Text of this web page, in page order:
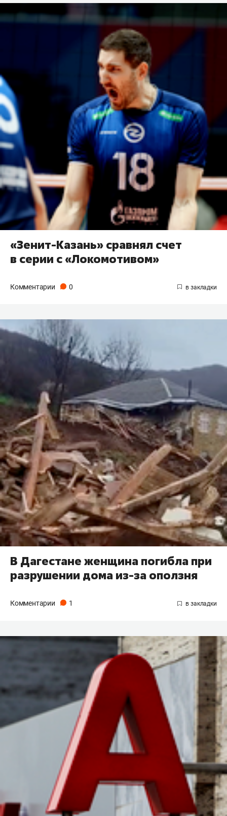
«Зенит-Казань» сравнял счет
в серии с «Локомотивом»
Комментарии 0
В Дагестане женщина погибла при
разрушении дома из-за оползня
Комментарии 1